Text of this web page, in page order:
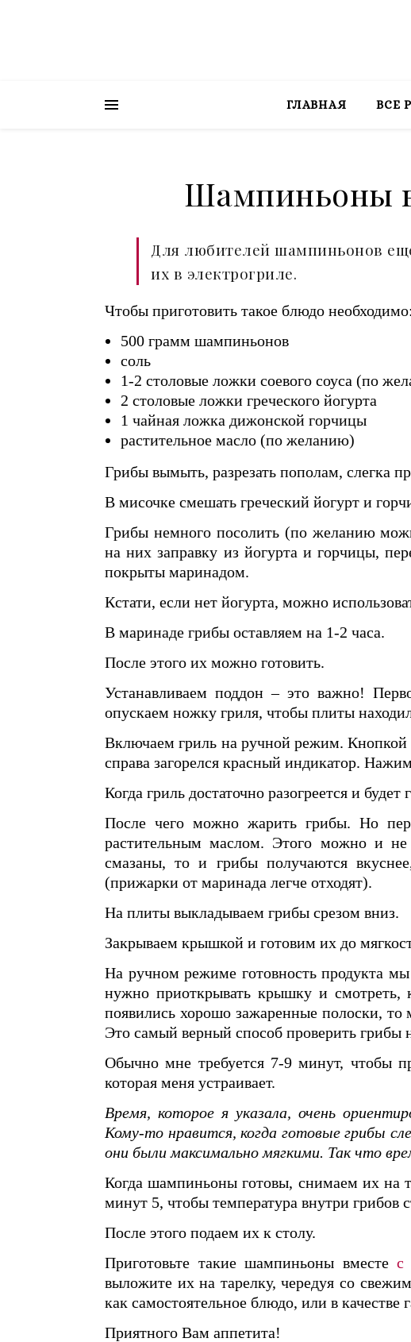
ГЛАВНАЯ ВСЕ
Шампиньоны
Для любителей шампиньонов
их в электрогриле.
Чтобы приготовить такое блюдо необходимо:
500 грамм шампиньонов
соль
1-2 столовые ложки соевого соуса (по
2 столовые ложки греческого йогурта
1 чайная ложка дижонской горчицы
растительное масло (по желанию)
Грибы вымыть, разрезать пополам, слегка
В мисочке смешать греческий йогурт и
Грибы немного посолить (по желанию
на них заправку из йогурта и горчицы,
покрыты маринадом.
Кстати, если нет йогурта, можно
В маринаде грибы оставляем на 1-2 часа.
После этого их можно готовить.
Устанавливаем поддон – это важно!
опускаем ножку гриля, чтобы плиты
Включаем гриль на ручной режим.
справа загорелся красный индикатор.
Когда гриль достаточно разогреется и
После чего можно жарить грибы. Но
растительным маслом. Этого можно и
смазаны, то и грибы получаются
(прижарки от маринада легче отходят).
На плиты выкладываем грибы срезом вниз.
Закрываем крышкой и готовим их до
На ручном режиме готовность продукта
нужно приоткрывать крышку и смотреть,
появились хорошо зажаренные полоски, то
Это самый верный способ проверить грибы
Обычно мне требуется 7-9 минут, чтобы
которая меня устраивает.
Время, которое я указала, очень
Кому-то нравится, когда готовые грибы
они были максимально мягкими. Так что
Когда шампиньоны готовы, снимаем их на
минут 5, чтобы температура внутри грибов
После этого подаем их к столу.
Приготовьте такие шампиньоны вместес
выложите их на тарелку, чередуя со
как самостоятельное блюдо, или в качестве
Приятного Вам аппетита!